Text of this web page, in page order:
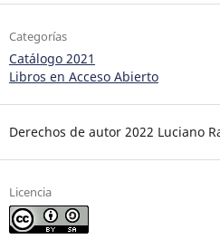
Categorías
Catálogo 2021
Libros en Acceso Abierto
Derechos de autor 2022 Luciano
Licencia